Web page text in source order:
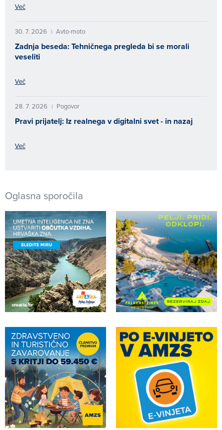
Več
30. 7. 2026 | Avto-moto
Zadnja beseda: Tehničnega pregleda bi se morali
veseliti
Več
28. 7. 2026 | Pogovor
Pravi prijatelj: Iz realnega v digitalni svet - in nazaj
Več
Oglasna sporočila